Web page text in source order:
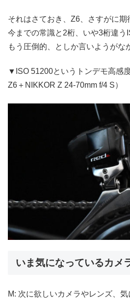
それはさておき、Z6、さすがに期
今までの常識と2桁、いや3桁違う
もう圧倒的、としか言いようがな
▼ISO 51200というトンデモ高感
Z6＋NIKKOR Z 24-70mm f/4 S）
いま気になっているカメ
M: 次に欲しいカメラやレンズ、